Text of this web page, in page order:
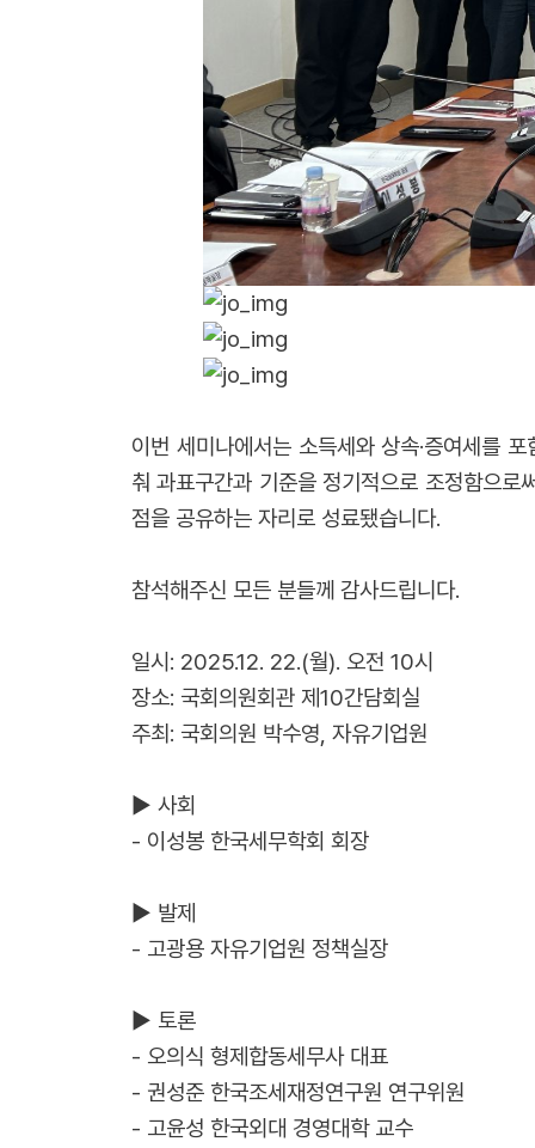
이번 세미나에서는 소득세와 상속·증여세를
춰 과표구간과 기준을 정기적으로 조정함으
점을 공유하는 자리로 성료됐습니다.
참석해주신 모든 분들께 감사드립니다.
일시: 2025.12. 22.(월). 오전 10시
장소: 국회의원회관 제10간담회실
주최: 국회의원 박수영, 자유기업원
▶ 사회
- 이성봉 한국세무학회 회장
▶ 발제
- 고광용 자유기업원 정책실장
▶ 토론
- 오의식 형제합동세무사 대표
- 권성준 한국조세재정연구원 연구위원
- 고윤성 한국외대 경영대학 교수